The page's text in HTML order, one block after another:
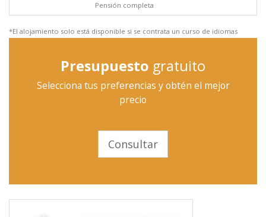
Pensión completa
*El alojamiento solo está disponible si se contrata un curso de idiomas
Presupuesto gratuito
Selecciona tus preferencias y obtén el mejor
precio
Consultar